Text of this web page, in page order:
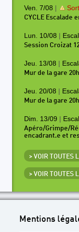
Ven. 7/08 |
CYCLE Escalade
Lun. 10/08 |
Session Croizat
Jeu. 13/08 |
Mur de la gare
Jeu. 20/08 |
Mur de la gare
Dim. 13/09 |
Apéro/Grimpe/
encadrant.e et
> VOIR TOUTES
> VOIR TOUTES
Mentions